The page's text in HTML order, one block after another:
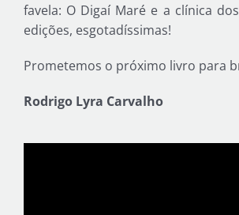
favela: O Digaí Maré e a clínica
edições, esgotadíssimas!
Prometemos o próximo livro para
Rodrigo Lyra Carvalho